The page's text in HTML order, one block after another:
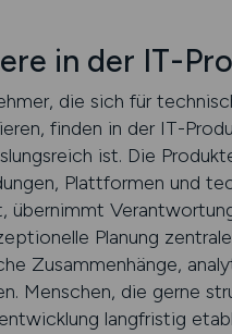
in der IT-
die sich für
finden in der IT-
ist. Die
Plattformen und
übernimmt
Planung
Zusammenhänge,
Menschen, die gerne
langfristig